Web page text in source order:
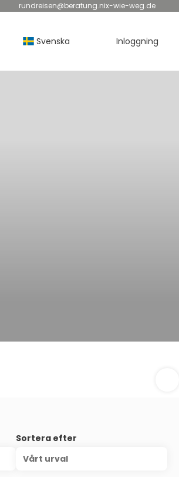
rundreisen@beratung.nix-wie-weg.de
Svenska Inloggning
Sortera efter
Vårt urval